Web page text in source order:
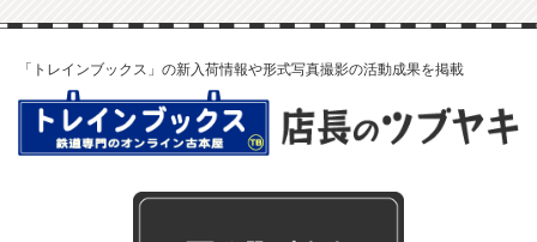
「トレインブックス」の新入荷情報や形式写真撮影の活動成果を掲載